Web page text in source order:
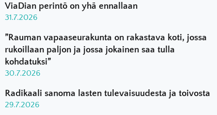
ViaDian perintö on yhä ennallaan
31.7.2026
”Rauman vapaaseurakunta on rakastava koti, jossa
rukoillaan paljon ja jossa jokainen saa tulla
kohdatuksi”
30.7.2026
Radikaali sanoma lasten tulevaisuudesta ja toivosta
29.7.2026